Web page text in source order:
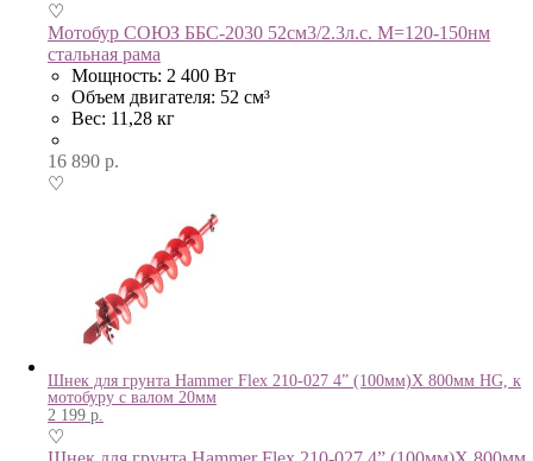
♡
Мотобур СОЮЗ ББС-2030 52см3/2.3л.с. М=120-150нм
стальная рама
Мощность: 2 400 Вт
Объем двигателя: 52 см³
Вес: 11,28 кг
16 890 р.
♡
Шнек для грунта Hammer Flex 210-027 4” (100мм)X 800мм HG, к
мотобуру с валом 20мм
2 199 р.
♡